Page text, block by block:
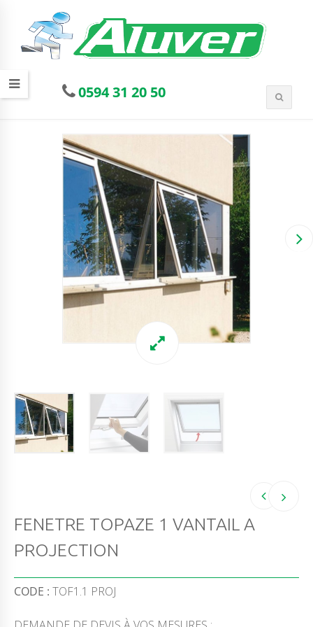
0594 31 20 50
FENETRE TOPAZE 1 VANTAIL A
PROJECTION
CODE : TOF1.1 PROJ